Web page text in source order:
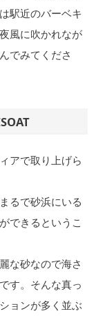
駅近のバーベキ
風に吹かれなが
でみてくださ
アで取り上げら
るで砂浜にいる
できるというこ
な砂なので海さ
す。そんな真っ
ョンが多く並ぶ